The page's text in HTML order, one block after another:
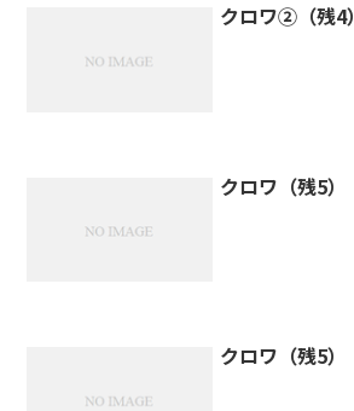
クロワ②（残4）
クロワ（残5）
クロワ（残5）